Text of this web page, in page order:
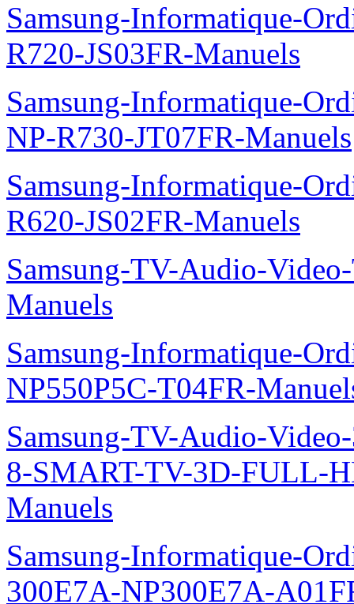
Samsung-Informatique-
R720-JS03FR-Manuels
Samsung-Informatique-
NP-R730-JT07FR-Manuels
Samsung-Informatique-
R620-JS02FR-Manuels
Samsung-TV-Audio-
Manuels
Samsung-Informatique-
NP550P5C-T04FR-
Samsung-TV-Audio-
8-SMART-TV-3D-FULL-
Manuels
Samsung-Informatique-
300E7A-NP300E7A-